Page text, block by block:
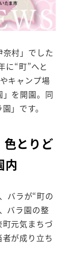
村」でした
に“町”へと
キャンプ場
を開園。同
」です。
色とりど
内
バラが“町の
バラ園の整
元気まちづ
が成り立ち